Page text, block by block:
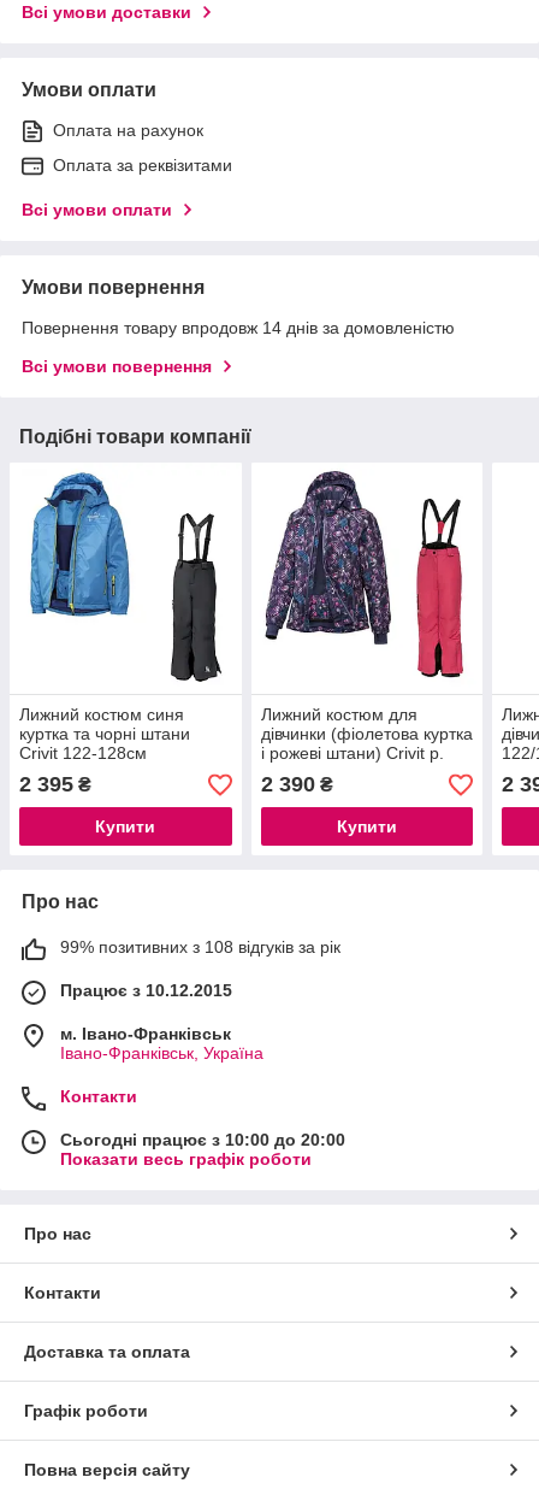
Всі умови доставки
Умови оплати
Оплата на рахунок
Оплата за реквізитами
Всі умови оплати
Умови повернення
Повернення товару впродовж 14 днів за домовленістю
Всі умови повернення
Подібні товари компанії
Лижний костюм синя
куртка та чорні штани
Crivit 122-128см
2 395 ₴
Купити
Лижний костюм для
дівчинки (фіолетова куртка
і рожеві штани) Crivit р.
122/128см
2 390₴
Купити
2
Про нас
99% позитивних з 108 відгуків за рік
Працює з 10.12.2015
м. Івано-Франківськ
Івано-Франківськ, Україна
Контакти
Сьогодні працює з 10:00 до 20:00
Показати весь графік роботи
Про нас
Контакти
Доставка та оплата
Графік роботи
Повна версія сайту